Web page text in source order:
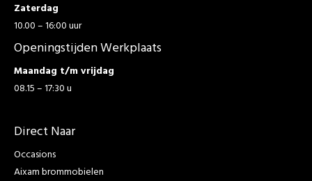
Zaterdag
10.00 – 16:00 uur
Openingstijden Werkplaats
Maandag t/m vrijdag
08.15 – 17:30 u
Direct Naar
Occasions
Aixam brommobielen